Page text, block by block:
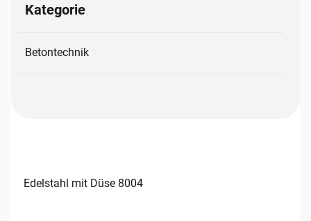
Kategorie
Betontechnik
Edelstahl mit Düse 8004